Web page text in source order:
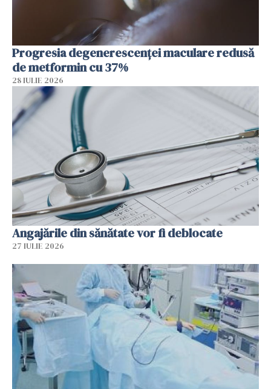
Progresia degenerescenței maculare redusă
de metformin cu 37%
28 IULIE 2026
Angajările din sănătate vor fi deblocate
27 IULIE 2026